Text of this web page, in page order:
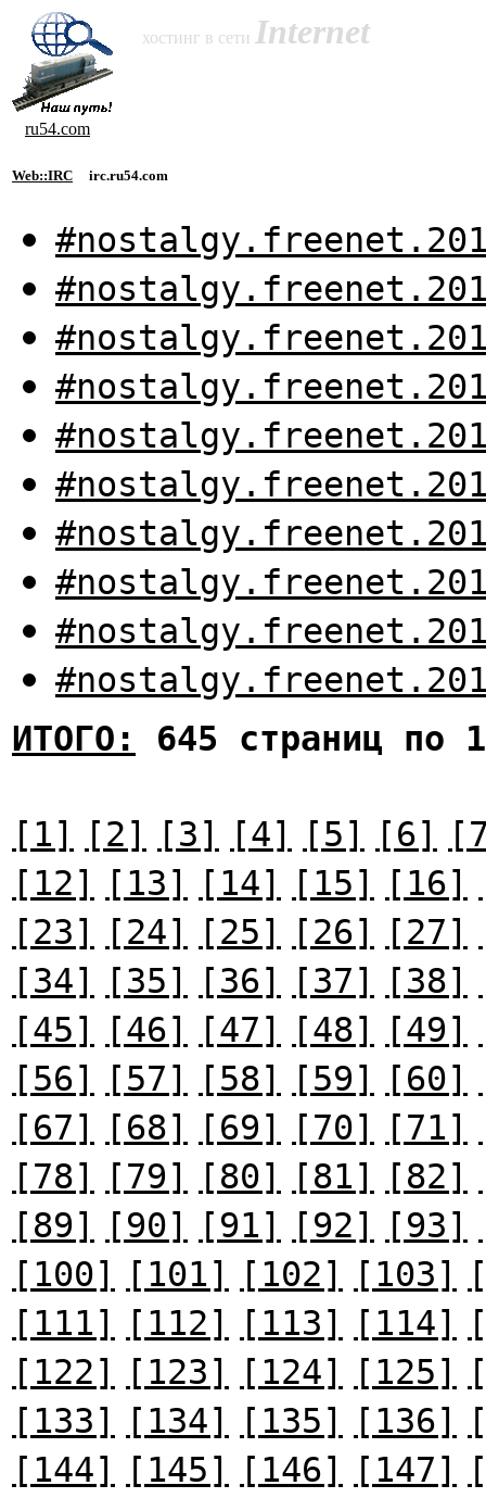
хостинг в сети Internet
ru54.com
Web::IRC irc.ru54.com
ИТОГО:
645 страниц по
[1] [2] [3] [4] [5] [6]
[12]
[13] [14] [15] [16]
[23]
[24] [25] [26] [27]
[34]
[35] [36] [37] [38]
[45]
[46] [47] [48] [49]
[56]
[57] [58] [59] [60]
[67]
[68] [69] [70] [71]
[78]
[79] [80] [81] [82]
[89]
[90] [91] [92] [93]
[100]
[101] [102] [103]
[111]
[112] [113] [114]
[122]
[123] [124] [125]
[133]
[134] [135] [136]
[144]
[145] [146] [147]